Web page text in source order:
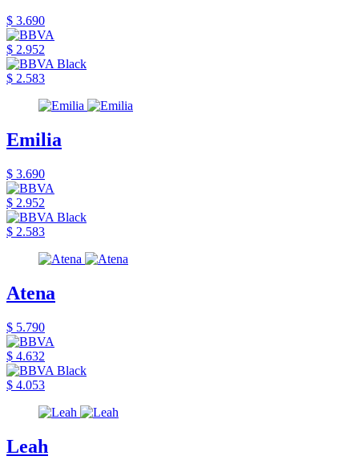
$ 3.690
$ 2.952
$ 2.583
Emilia
$ 3.690
$ 2.952
$ 2.583
Atena
$ 5.790
$ 4.632
$ 4.053
Leah